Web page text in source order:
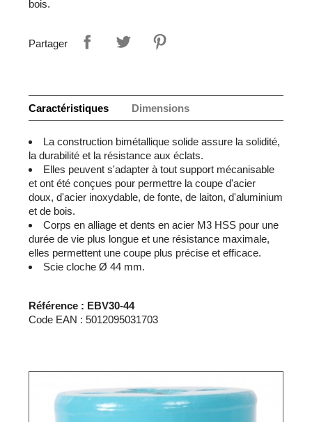
bois.
Partager
Caractéristiques Dimensions
La construction bimétallique solide assure la solidité,
la durabilité et la résistance aux éclats.
Elles peuvent s'adapter à tout support mécanisable
et ont été conçues pour permettre la coupe d'acier
doux, d'acier inoxydable, de fonte, de laiton, d'aluminium
et de bois.
Corps en alliage et dents en acier M3 HSS pour une
durée de vie plus longue et une résistance maximale,
elles permettent une coupe plus précise et efficace.
Scie cloche Ø 44 mm.
Référence : EBV30-44
Code EAN : 5012095031703